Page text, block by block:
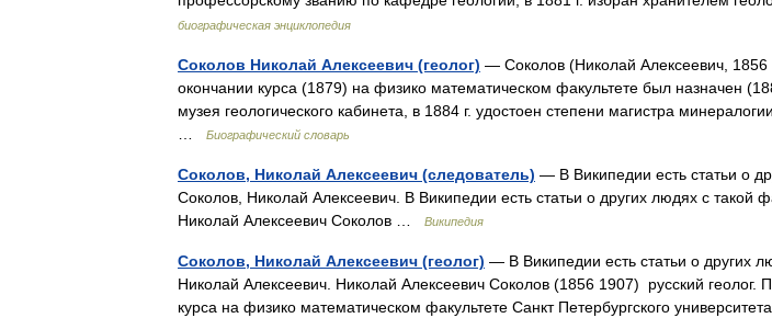
биографическая энциклопедия
Соколов Николай Алексеевич (геолог) — Соколов (Николай Алексеевич, 1856
окончании курса (1879) на физико математическом факультете был назначен
музея геологического кабинета, в 1884 г. удостоен степени магистра
Биографический словарь
Соколов, Николай Алексеевич (следователь) — В Википедии есть статьи о
Соколов, Николай Алексеевич. В Википедии есть статьи о других людях с такой
Николай Алексеевич Соколов …
Википедия
Соколов, Николай Алексеевич (геолог) — В Википедии есть статьи о других
Николай Алексеевич. Николай Алексеевич Соколов (1856 1907) русский геолог.
курса на физико математическом факультете Санкт Петербургского